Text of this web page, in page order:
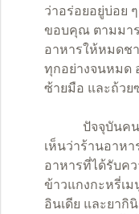
ว่าอร่อยอยู่บ่อย
ขอบคุณ ตามมา
อาหารให้หมดช
ทุกอย่างจนหมด
ซ้ายมือ และถ้วย
ปัจจุบันคนไท
เห็นว่าร้านอาห
อาหารที่ได้รับค
ข้าวแกงกะหรี่เ
อินเดีย และยากิ